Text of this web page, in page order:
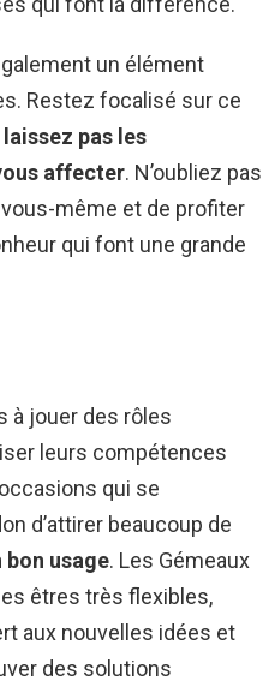
un élément
Restez focalisé sur ce
laissez pas les
affecter. N’oubliez pas
même et de profiter
qui font une grande
à jouer des rôles
leurs compétences
qui se
d’attirer beaucoup de
usage. Les Gémeaux
êtres très flexibles,
aux nouvelles idées et
des solutions